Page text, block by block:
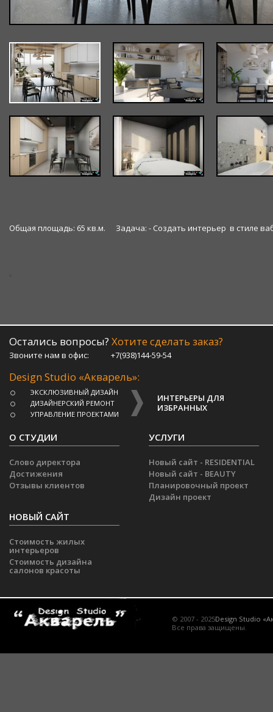
Общая площадь: 65 кв.м. Задача: - Создать интерьер в стиле
Остались вопросы? Хотите сделать заказ?
Звоните нам в офис: +7(938)144-59-54
Design Studio «Акварель»:
ЭКСКЛЮЗИВНЫЙ ДИЗАЙН
ДИЗАЙНЕРСКИЙ РЕМОНТ
УПРАВЛЕНИЕ ПРОЕКТАМИ
ИНТЕРЬЕРЫ ДЛЯ
ИЗБРАННЫХ
О СТУДИИ
Слово директора
Достижения
Отзывы клиентов
УСЛУГИ
Новый сайт - RESIDENTIAL
Новый сайт - BEAUTY
Планировочный проект
Дизайн проект
НОВЫЙ САЙТ
Стоимость жилых
интерьеров
Стоимость дизайна
салонов красоты
© 2007 - 2025Design Studio
Все права защищены.